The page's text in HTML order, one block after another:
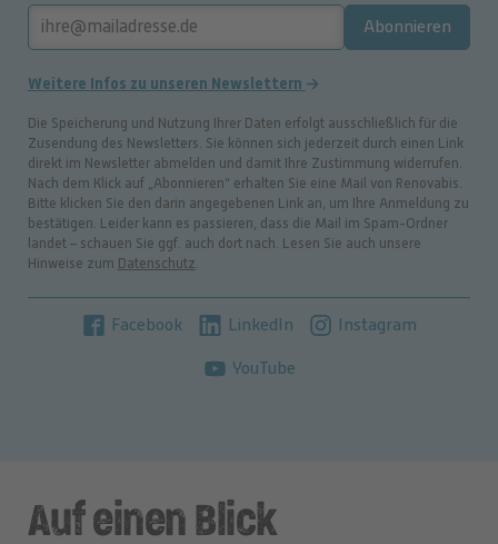
Abonnieren
Weitere Infos zu unseren Newslettern
Die Speicherung und Nutzung Ihrer Daten erfolgt ausschließlich für die
Zusendung des Newsletters. Sie können sich jederzeit durch einen Link
direkt im Newsletter abmelden und damit Ihre Zustimmung widerrufen.
Nach dem Klick auf „Abonnieren“ erhalten Sie eine Mail von Renovabis.
Bitte klicken Sie den darin angegebenen Link an, um Ihre Anmeldung zu
bestätigen. Leider kann es passieren, dass die Mail im Spam-Ordner
landet – schauen Sie ggf. auch dort nach. Lesen Sie auch unsere
Hinweise zum Datenschutz
Facebook LinkedIn Instagram
YouTube
Auf einen Blick